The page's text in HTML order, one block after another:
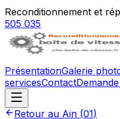
Reconditionnement et
505 035
PrésentationGalerie
servicesContact
Retour au Ain (01)